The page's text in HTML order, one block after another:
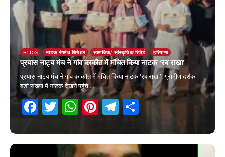
BLOG नाटक रंगमंच थियेटर सामाजिक/ सांस्कृतिक रिपोर्ट हरियाणा
प्रयास नाट्य मंच ने गांव काकौत में मंचित किया नाटक ‘रब राखा’
प्रयास नाट्य मंच ने गांव काकौत में मंचित किया नाटक ‘रब राखा’’ ग्रामीण दर्शक
बड़ी संख्या में नाटक देखने पहुंचे,…
Facebook
Twitter
WhatsApp
Pinterest
Telegram
Share
5 April 2026